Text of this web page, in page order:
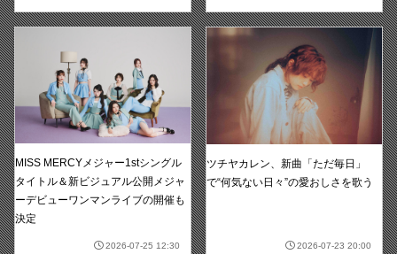
MISS MERCYメジャー1stシングル
タイトル＆新ビジュアル公開メジャ
ーデビューワンマンライブの開催も
決定
2026-07-25 12:30
ツチヤカレン、新曲「ただ毎日」
で“何気ない日々”の愛おしさを歌う
2026-07-23 20:00